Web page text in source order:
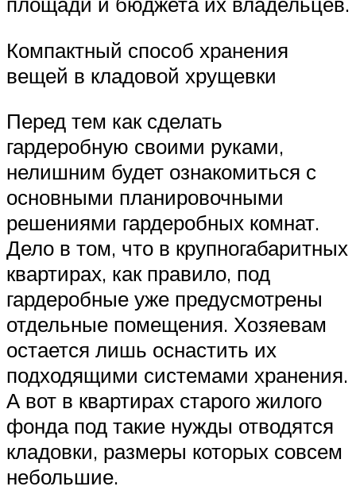
Компактный способ хранения
вещей в кладовой хрущевки
Перед тем как сделать
гардеробную своими руками,
нелишним будет ознакомиться с
основными планировочными
решениями гардеробных комнат.
Дело в том, что в крупногабаритных
квартирах, как правило, под
гардеробные уже предусмотрены
отдельные помещения. Хозяевам
остается лишь оснастить их
подходящими системами хранения.
А вот в квартирах старого жилого
фонда под такие нужды отводятся
кладовки, размеры которых совсем
небольшие.